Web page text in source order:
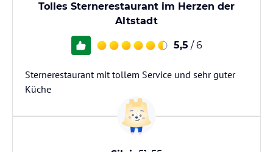
Tolles Sternerestaurant im Herzen der
Altstadt
5,5 / 6
Sternerestaurant mit tollem Service und sehr guter
Küche